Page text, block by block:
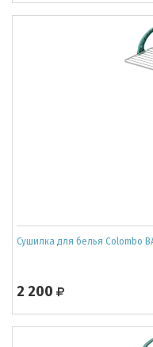
Сушилка для белья Colombo
2 200